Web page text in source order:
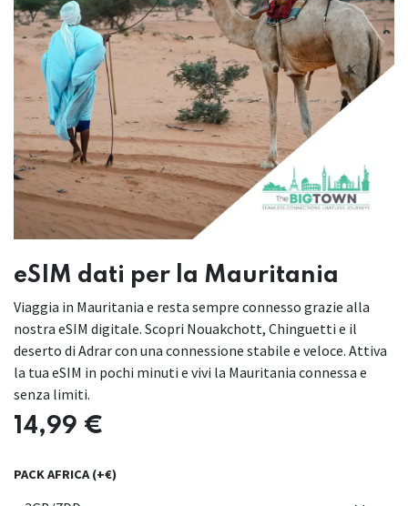
eSIM dati per la Mauritania
Viaggia in Mauritania e resta sempre connesso grazie alla
nostra eSIM digitale. Scopri Nouakchott, Chinguetti e il
deserto di Adrar con una connessione stabile e veloce. Attiva
la tua eSIM in pochi minuti e vivi la Mauritania connessa e
senza limiti.
14,99 €
PACK AFRICA (+€)